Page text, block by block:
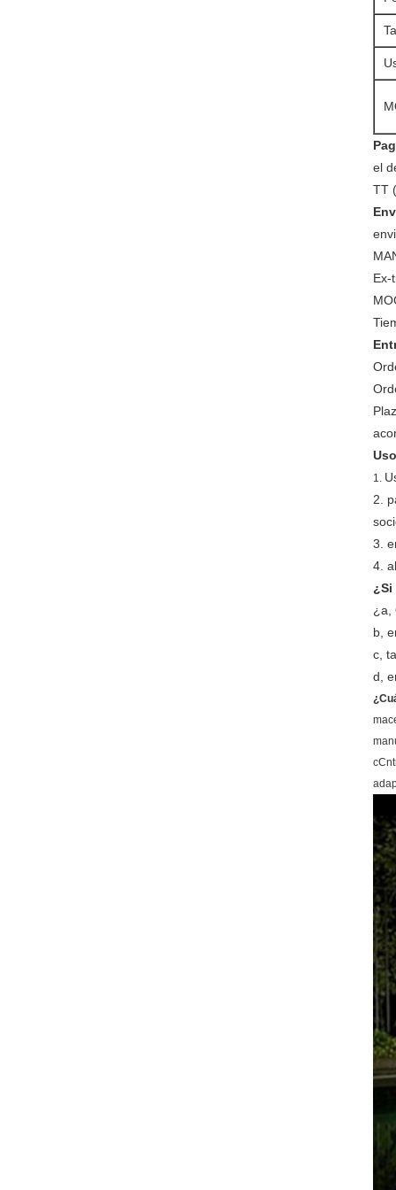
el
TT
Ex-
1.
2.
3.
4.
¿Si
¿a,
b,
c,
d,